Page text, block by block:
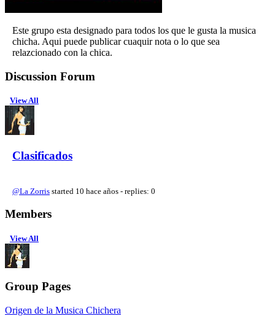
Este grupo esta designado para todos los que le gusta la musica
chicha. Aqui puede publicar cuaquir nota o lo que sea
relazcionado con la chica.
Discussion Forum
View All
Clasificados
@La Zorris started 10 hace años - replies: 0
Members
View All
Group Pages
Origen de la Musica Chichera